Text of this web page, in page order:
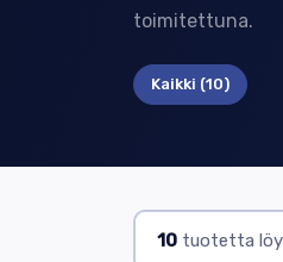
toimitettuna.
Kaikki (10)
10 tuotetta